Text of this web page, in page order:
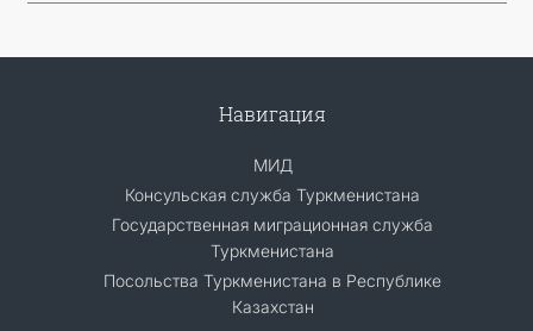
Навигация
МИД
Консульская служба Туркменистана
Государственная миграционная служба
Туркменистана
Посольства Туркменистана в Республике
Казахстан